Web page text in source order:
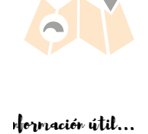
Información útil...